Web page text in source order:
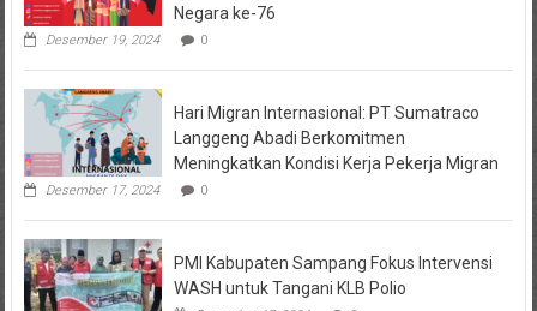
Negara ke-76
Desember 19, 2024 0
Hari Migran Internasional: PT Sumatraco
Langgeng Abadi Berkomitmen
Meningkatkan Kondisi Kerja Pekerja Migran
Desember 17, 2024 0
PMI Kabupaten Sampang Fokus Intervensi
WASH untuk Tangani KLB Polio